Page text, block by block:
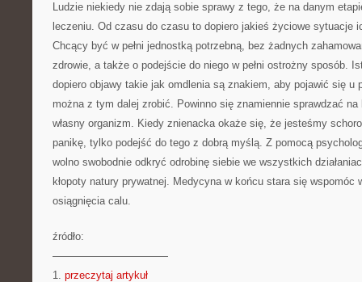
Ludzie niekiedy nie zdają sobie sprawy z tego, że na danym
leczeniu. Od czasu do czasu to dopiero jakieś życiowe sytuacje
Chcący być w pełni jednostką potrzebną, bez żadnych
zdrowie, a także o podejście do niego w pełni ostrożny sposób.
dopiero objawy takie jak omdlenia są znakiem, aby pojawić się u
można z tym dalej zrobić. Powinno się znamiennie sprawdzać na
własny organizm. Kiedy znienacka okaże się, że jesteśmy
panikę, tylko podejść do tego z dobrą myślą. Z pomocą
wolno swobodnie odkryć odrobinę siebie we wszystkich
kłopoty natury prywatnej. Medycyna w końcu stara się
osiągnięcia calu.
źródło:
———————————
1. przeczytaj artykuł